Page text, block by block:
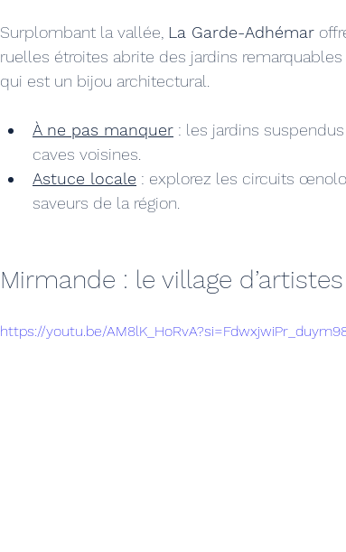
Surplombant la vallée, La Garde-Adhémar
ruelles étroites abrite des jardins remarquables
qui est un bijou architectural.
À ne pas manquer : les jardins
caves voisines.
Astuce locale : explorez les circuits
saveurs de la région.
Mirmande : le village d’artistes
https://youtu.be/